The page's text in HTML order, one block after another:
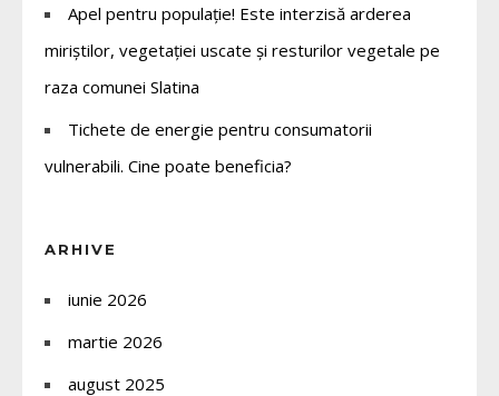
Apel pentru populație! Este interzisă arderea
miriștilor, vegetației uscate și resturilor vegetale pe
raza comunei Slatina
Tichete de energie pentru consumatorii
vulnerabili. Cine poate beneficia?
ARHIVE
iunie 2026
martie 2026
august 2025